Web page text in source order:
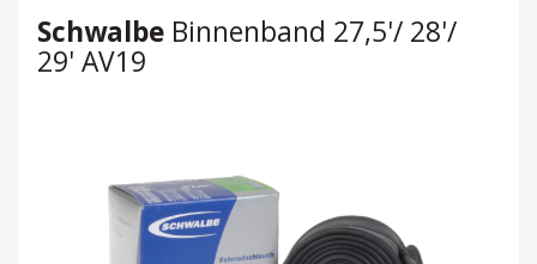
Schwalbe Binnenband 27,5'/ 28'/
29' AV19